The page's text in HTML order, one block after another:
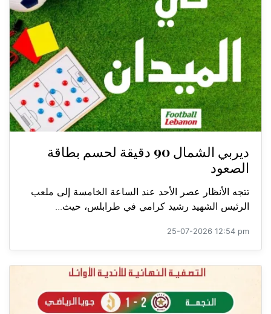
ديربي الشمال 90 دقيقة لحسم بطاقة
الصعود
تتجه الأنظار عصر الأحد عند الساعة الخامسة إلى ملعب
الرئيس الشهيد رشيد كرامي في طرابلس، حيث...
25-07-2026 12:54 pm